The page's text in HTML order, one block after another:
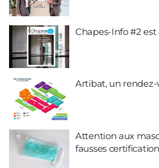
Chapes-Info #2 est
Artibat, un
Attention aux
fausses